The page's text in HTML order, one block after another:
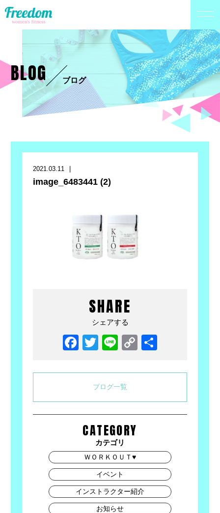
BLOG ブログ
2021.03.11
image_6483441 (2)
SHARE
シェアする
Facebook
Twitter
LineCopy
ブログ一覧
CATEGORY
カテゴリ
ＷＯＲＫＯＵＴ♥
イベント
インストラクター紹介
お知らせ